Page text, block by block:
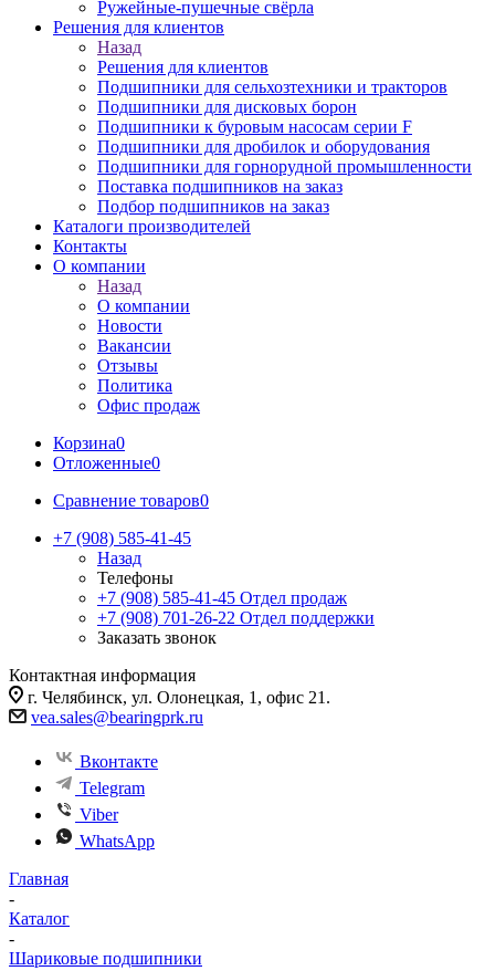
Ружейные-пушечные свёрла
Решения для клиентов
Назад
Решения для клиентов
Подшипники для сельхозтехники и тракторов
Подшипники для дисковых борон
Подшипники к буровым насосам серии F
Подшипники для дробилок и оборудования
Подшипники для горнорудной промышленности
Поставка подшипников на заказ
Подбор подшипников на заказ
Каталоги производителей
Контакты
О компании
Назад
О компании
Новости
Вакансии
Отзывы
Политика
Офис продаж
Корзина0
Отложенные0
Сравнение товаров0
+7 (908) 585-41-45
Назад
Телефоны
+7 (908) 585-41-45 Отдел продаж
+7 (908) 701-26-22 Отдел поддержки
Заказать звонок
Контактная информация
г. Челябинск, ул. Олонецкая, 1, офис 21.
vea.sales@bearingprk.ru
Вконтакте
Telegram
Viber
WhatsApp
Главная
-
Каталог
-
Шариковые подшипники